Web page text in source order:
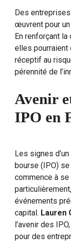
Des
œuvrent pour
En renforçant la
elles pourraient
réceptif au
pérennité de
Avenir
IPO en
Les signes
bourse (IPO)
commence à
événements
capital. Lauren
l’avenir des
pour des